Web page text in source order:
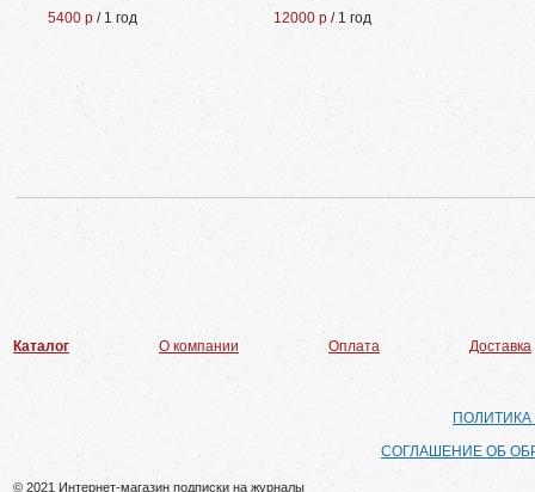
5400 р / 1 год 12000 р / 1 год
Каталог О компании Оплата Доставка
СОГЛАШЕНИЕ ОБ
© 2021 Интернет-магазин подписки на журналы